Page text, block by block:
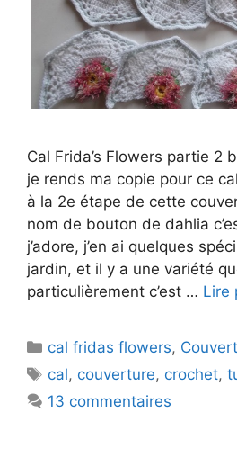
Cal Frida’s Flowers partie 2
je rends ma copie pour ce
à la 2e étape de cette
nom de bouton de dahlia
j’adore, j’en ai quelques
jardin, et il y a une variété
particulièrement c’est … Lire
Catégories
cal fridas flowers,
Étiquettes
cal, couverture, crochet,
13 commentaires